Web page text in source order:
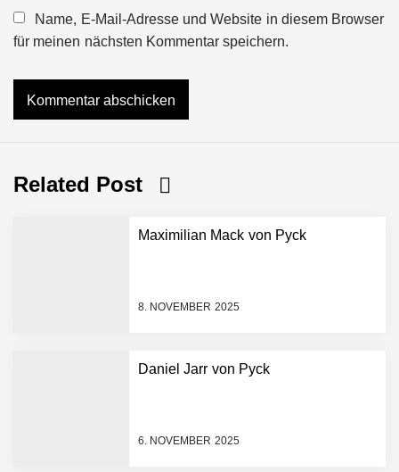
Name, E-Mail-Adresse und Website in diesem Browser
für meinen nächsten Kommentar speichern.
Related Post
Maximilian Mack von Pyck
8. NOVEMBER 2025
Daniel Jarr von Pyck
6. NOVEMBER 2025
Dollar bekannt, um den